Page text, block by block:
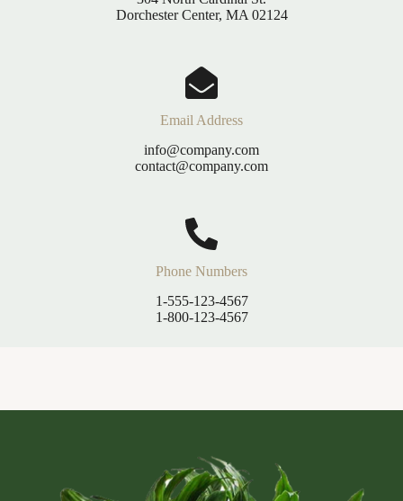
Dorchester Center, MA 02124
Email Address
info@company.com
contact@company.com
Phone Numbers
1-555-123-4567
1-800-123-4567